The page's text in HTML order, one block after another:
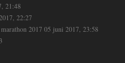
21:48
22:27
2017 05 juni 2017, 23:58